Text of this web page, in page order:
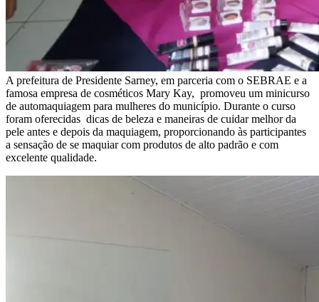
A prefeitura de Presidente Sarney, em parceria com o SEBRAE e a
famosa empresa de cosméticos Mary Kay, promoveu um minicurso
de automaquiagem para mulheres do município. Durante o curso
foram oferecidas dicas de beleza e maneiras de cuidar melhor da
pele antes e depois da maquiagem, proporcionando às participantes
a sensação de se maquiar com produtos de alto padrão e com
excelente qualidade.